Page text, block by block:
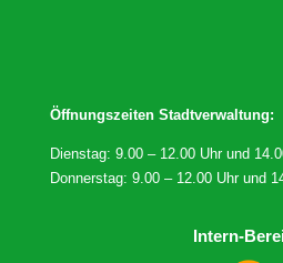
Öffnungszeiten Stadtverwaltung:
Dienstag: 9.00 – 12.00 Uhr und
Donnerstag: 9.00 – 12.00 Uhr und
Intern-